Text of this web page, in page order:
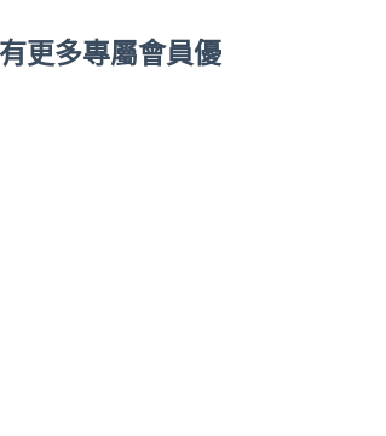
更多專屬會員優